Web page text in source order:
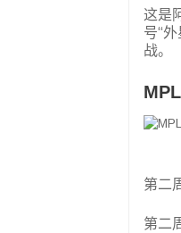
这是
号“
战。
第二
第二